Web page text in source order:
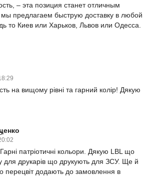
– эта позиция станет отличным
предлагаем быструю доставку в любой
то Киев или Харьков, Львов или Одесса.
на вищому рівні та гарний колір! Дякую
патріотичні кольори. Дякую LBL що
для друкарів що друкують для ЗСУ. Ще й
перецвіт додають до замовлення в